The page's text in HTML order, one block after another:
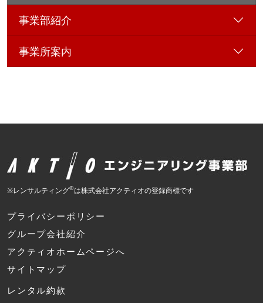
事業部紹介
事業所案内
※レンサルティング®は株式会社アクティオの登録商標です
プライバシーポリシー
グループ会社紹介
アクティオホームページへ
サイトマップ
レンタル約款